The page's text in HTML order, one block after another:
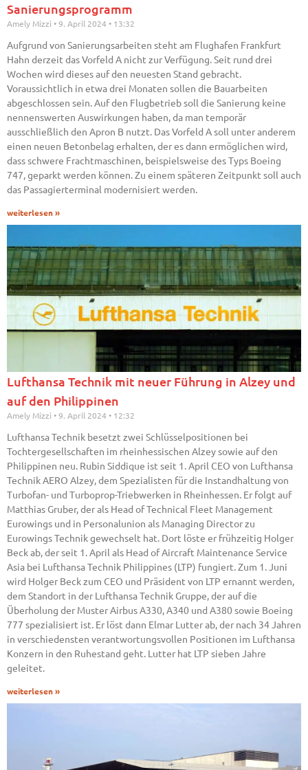
Sanierungsprogramm
Amely Mizzi 9. April 2024 13:32
Aufgrund von Sanierungsarbeiten steht am Flughafen Frankfurt
Hahn derzeit das Vorfeld A nicht zur Verfügung. Seit rund drei
Wochen wird dieses auf den neuesten Stand gebracht.
Voraussichtlich in etwa drei Monaten sollen die Bauarbeiten
abgeschlossen sein. Auf den Flugbetrieb soll die Sanierung keine
nennenswerten Auswirkungen haben, da man temporär
ausschließlich den Apron B nutzt. Das Vorfeld A soll unter anderem
einen neuen Betonbelag erhalten, der es dann ermöglichen wird,
dass schwere Frachtmaschinen, beispielsweise des Typs Boeing
747, geparkt werden können. Zu einem späteren Zeitpunkt soll auch
das Passagierterminal modernisiert werden.
weiterlesen »
Lufthansa Technik mit neuer Führung in Alzey und
auf den Philippinen
Amely Mizzi 9. April 2024 12:32
Lufthansa Technik besetzt zwei Schlüsselpositionen bei
Tochtergesellschaften im rheinhessischen Alzey sowie auf den
Philippinen neu. Rubin Siddique ist seit 1. April CEO von Lufthansa
Technik AERO Alzey, dem Spezialisten für die Instandhaltung von
Turbofan- und Turboprop-Triebwerken in Rheinhessen. Er folgt auf
Matthias Gruber, der als Head of Technical Fleet Management
Eurowings und in Personalunion als Managing Director zu
Eurowings Technik gewechselt hat. Dort löste er frühzeitig Holger
Beck ab, der seit 1. April als Head of Aircraft Maintenance Service
Asia bei Lufthansa Technik Philippines (LTP) fungiert. Zum 1. Juni
wird Holger Beck zum CEO und Präsident von LTP ernannt werden,
dem Standort in der Lufthansa Technik Gruppe, der auf die
Überholung der Muster Airbus A330, A340 und A380 sowie Boeing
777 spezialisiert ist. Er löst dann Elmar Lutter ab, der nach 34 Jahren
in verschiedensten verantwortungsvollen Positionen im Lufthansa
Konzern in den Ruhestand geht. Lutter hat LTP sieben Jahre
geleitet.
weiterlesen »